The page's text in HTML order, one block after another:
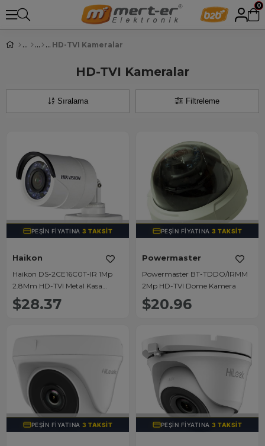
0
HD-TVI Kameralar
HD-TVI Kameralar
Filtreleme
Sıralama
TÜKENDI
PEŞIN FIYATINA3 TAKSIT
Haikon
Haikon DS-2CE16C0T-IR 1Mp
2.8Mm HD-TVI Metal Kasa
Bullet Kamera
$28.37
TÜKENDI
PEŞIN FIYATINA3 TAKSIT
Powermaster
Powermaster BT-TDDO/IRMM
2Mp HD-TVI Dome Kamera
$20.96
TÜKENDI
PEŞIN FIYATINA3 TAKSIT TÜKENDI
PEŞIN FIYATINA3 TAKSIT